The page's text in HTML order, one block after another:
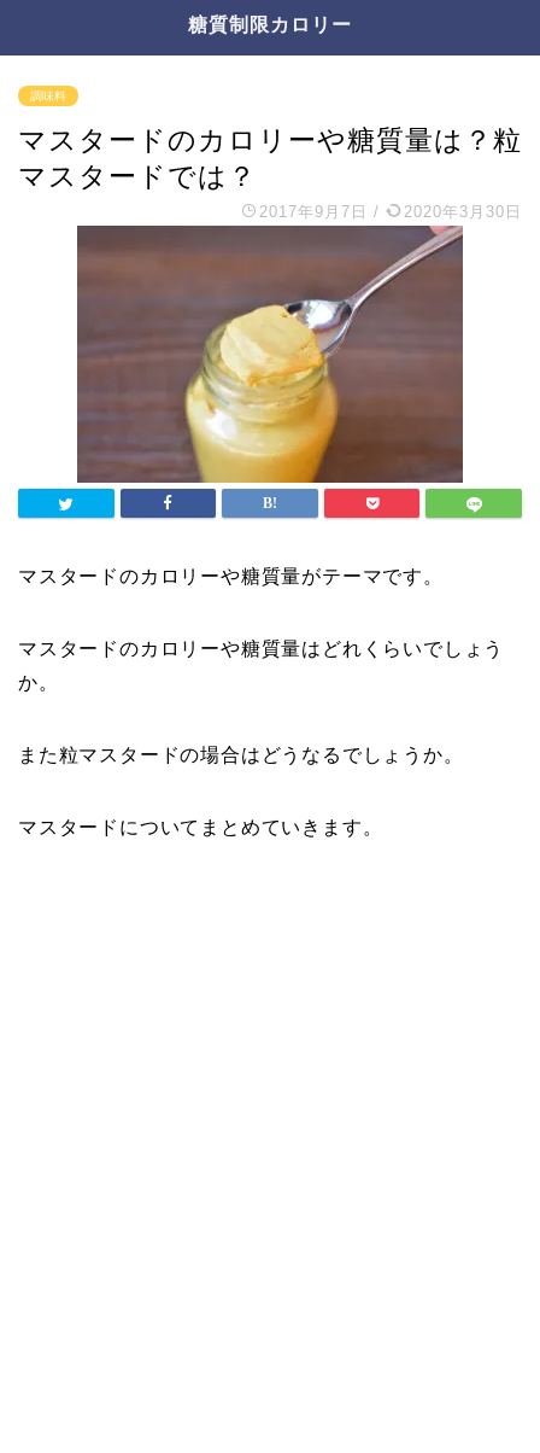
糖質制限カロリー
調味料
マスタードのカロリーや糖質量は？粒
マスタードでは？
2017年9月7日 / 2020年3月30日
マスタードのカロリーや糖質量がテーマです。
マスタードのカロリーや糖質量はどれくらいでしょう
か。
また粒マスタードの場合はどうなるでしょうか。
マスタードについてまとめていきます。